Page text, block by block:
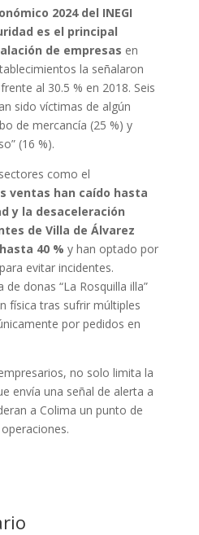
2024 del INEGI
es el principal
de empresas en
la señalaron
al 30.5 % en 2018. Seis
sido víctimas de algún
de mercancía (25 %) y
(16 %).
como el
ventas han caído hasta
y la desaceleración
de Villa de Álvarez
40 % y han optado por
evitar incidentes.
donas “La Rosquilla illa”
física tras sufrir múltiples
por pedidos en
no solo limita la
envía una señal de alerta a
a Colima un punto de